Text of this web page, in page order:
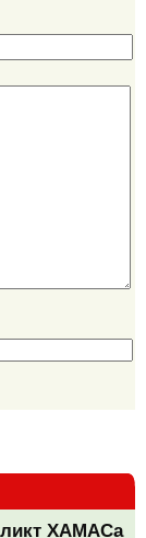
ХАМАСа